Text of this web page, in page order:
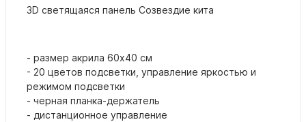
3D светящаяся панель Созвездие кита
- размер акрила 60х40 см
- 20 цветов подсветки, управление яркостью и
режимом подсветки
- черная планка-держатель
- дистанционное управление